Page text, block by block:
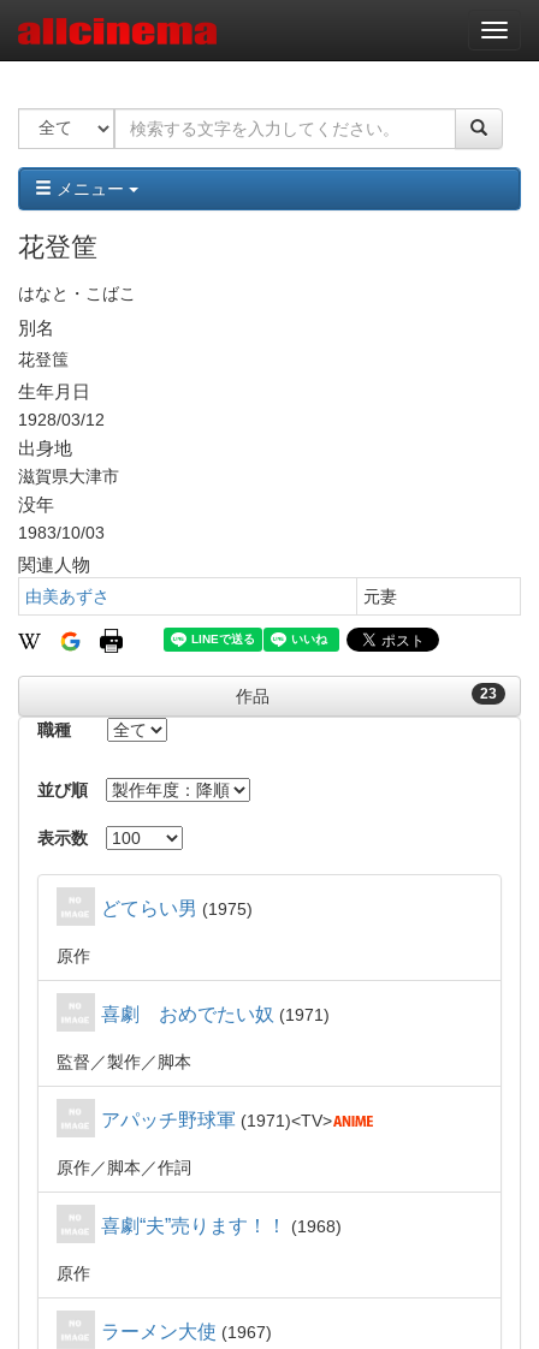
ナ
ビ
ー
ョ
ン
メニュー
花登筐
はなと・こばこ
別名
花登筺
生年月日
1928/03/12
出身地
滋賀県大津市
没年
1983/10/03
関連人物
由美あずさ 元妻
23
作品
職種
並び順
表示数
どてらい男 1975
原作
喜劇 おめでたい奴 1971
監督 製作 脚本
アパッチ野球軍 1971 TV
原作 脚本 作詞
喜劇“夫”売ります！！ 1968
原作
ラーメン大使 1967